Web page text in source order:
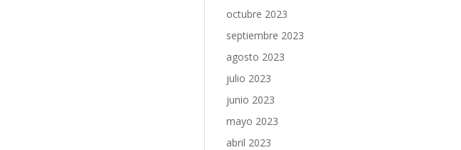
octubre 2023
septiembre 2023
agosto 2023
julio 2023
junio 2023
mayo 2023
abril 2023